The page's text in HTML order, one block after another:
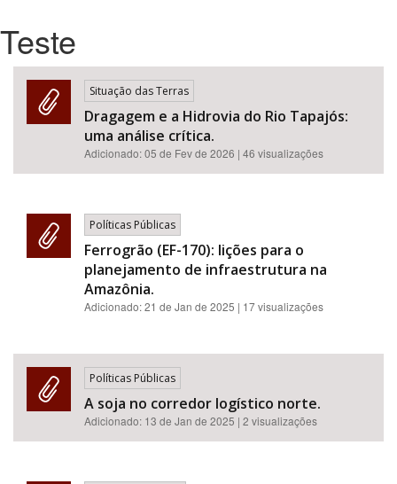
Tema
Área de Levantamento
Área Protegida
Teste
Situação das Terras
Dragagem e a Hidrovia do Rio Tapajós:
uma análise crítica.
Adicionado:05 de Fev de 2026 | 46 visualizações
Políticas Públicas
Ferrogrão (EF-170): lições para o
planejamento de infraestrutura na
Amazônia.
Adicionado:21 de Jan de 2025 | 17 visualizações
Políticas Públicas
A soja no corredor logístico norte.
Adicionado: 13 de Jan de 2025 | 2 visualizações